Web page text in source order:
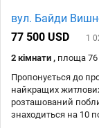
вул. Байди
77 500 USD
1
2 кімнати , площа 76
Пропонується до
найкращих
розташований
знаходиться на 10